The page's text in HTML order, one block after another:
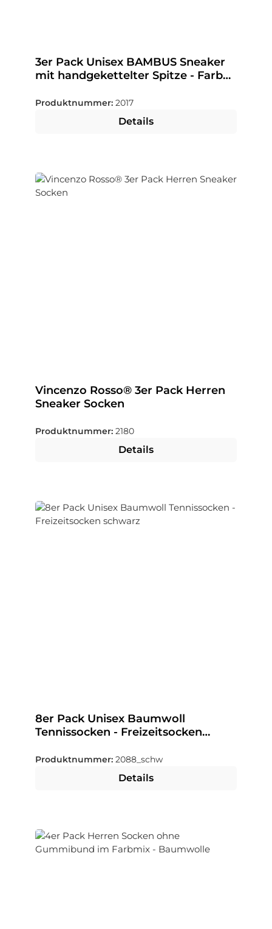
3er Pack Unisex BAMBUS Sneaker
mit handgekettelter Spitze - Farbe
Produktnummer: 2017
Details
Vincenzo Rosso® 3er Pack Herren
Sneaker Socken
Produktnummer: 2180
Details
8er Pack Unisex Baumwoll
Tennissocken - Freizeitsocken
Produktnummer: 2088_schw
Details